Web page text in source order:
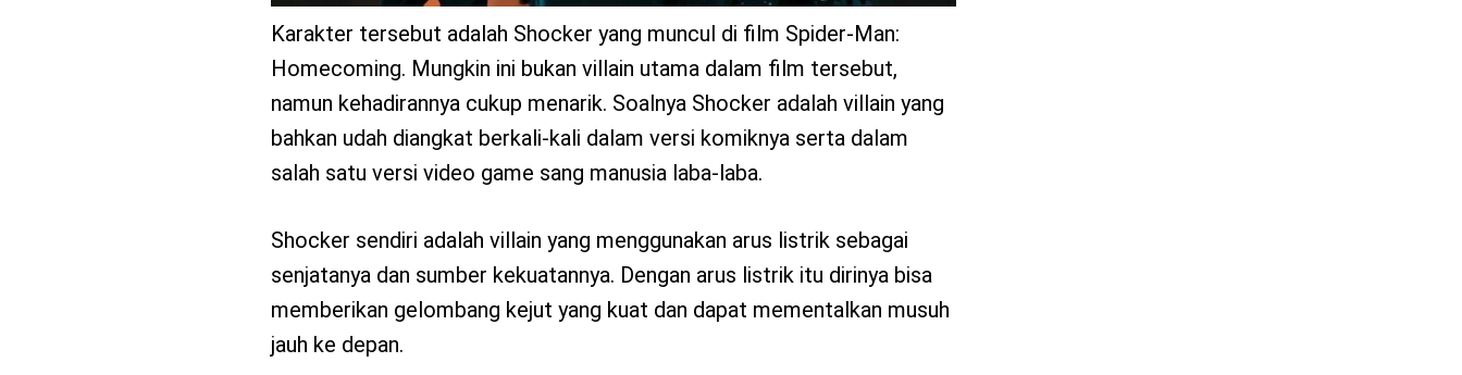
Karakter tersebut adalah Shocker yang muncul di film Spider-Man:
Homecoming. Mungkin ini bukan villain utama dalam film tersebut,
namun kehadirannya cukup menarik. Soalnya Shocker adalah villain yang
bahkan udah diangkat berkali-kali dalam versi komiknya serta dalam
salah satu versi video game sang manusia laba-laba.
Shocker sendiri adalah villain yang menggunakan arus listrik sebagai
senjatanya dan sumber kekuatannya. Dengan arus listrik itu dirinya bisa
memberikan gelombang kejut yang kuat dan dapat mementalkan musuh
jauh ke depan.